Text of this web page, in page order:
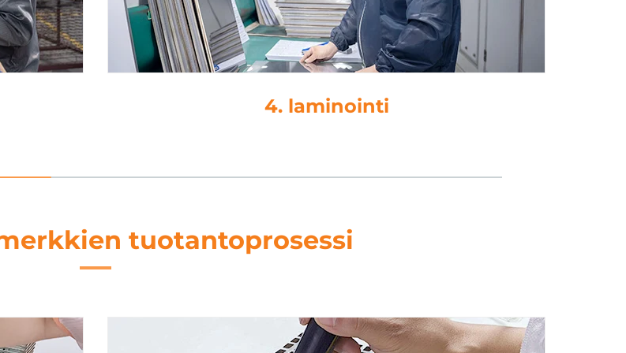
4. laminointi
tuotantoprosessi